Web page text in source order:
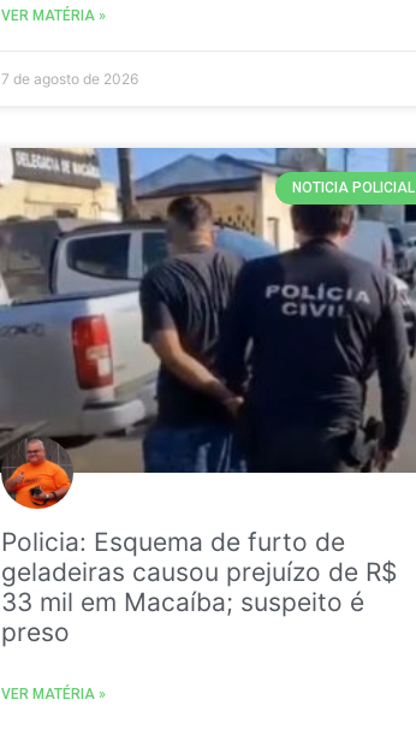
VER MATÉRIA »
7 de agosto de 2026
NOTICIA POLICIAL
Policia: Esquema de furto de
geladeiras causou prejuízo de R$
33 mil em Macaíba; suspeito é
preso
VER MATÉRIA »